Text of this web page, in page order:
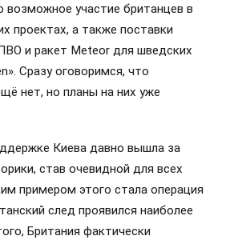
возможное участие британцев в
проектах, а также поставки
и ракет Meteor для шведских
Сразу оговоримся, что
нет, но планы на них уже
Киева давно вышла за
став очевидной для всех
примером этого стала операция
след проявился наиболее
Британия фактически